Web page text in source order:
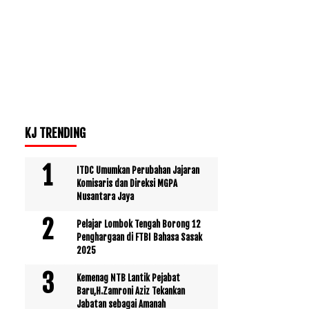
KJ TRENDING
ITDC Umumkan Perubahan Jajaran
Komisaris dan Direksi MGPA
Nusantara Jaya
Pelajar Lombok Tengah Borong 12
Penghargaan di FTBI Bahasa Sasak
2025
Kemenag NTB Lantik Pejabat
Baru,H.Zamroni Aziz Tekankan
Jabatan sebagai Amanah